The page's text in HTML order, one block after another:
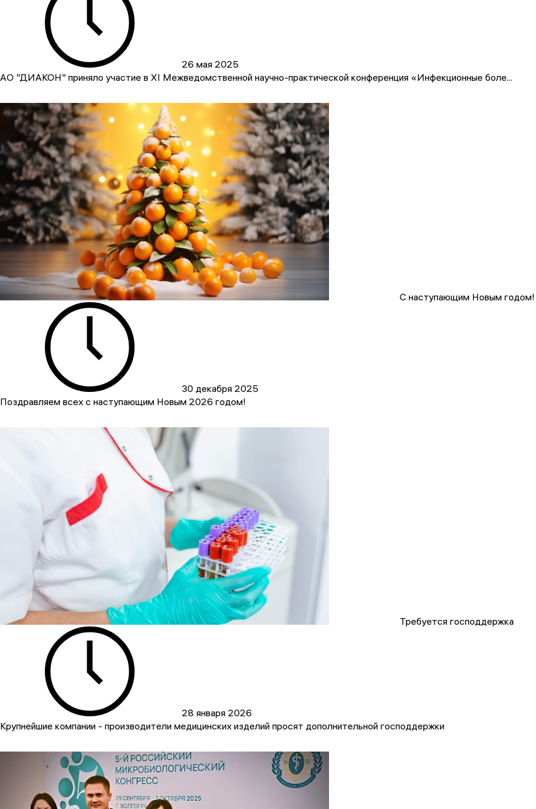
26 мая 2025
АО "ДИАКОН" приняло участие в XI Межведомственной научно-практической конференция «Инфекционные боле...
С наступающим Новым годом!
30 декабря 2025
Поздравляем всех с наступающим Новым 2026 годом!
Требуется господдержка
28 января 2026
Крупнейшие компании - производители медицинских изделий просят дополнительной господдержки